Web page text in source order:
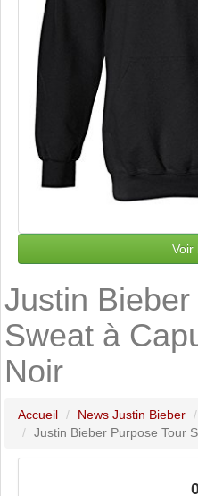
Voir
Justin
Sweat à
Noir
Accueil News Justin Bieber
Justin Bieber Purpose Tour